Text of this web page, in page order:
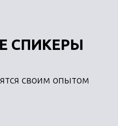
СПИКЕРЫ
своим опытом